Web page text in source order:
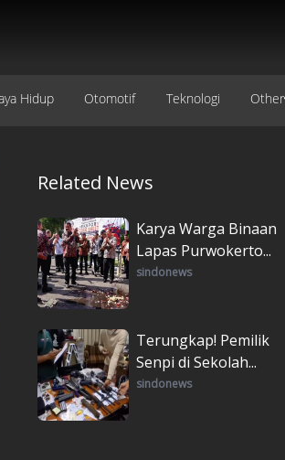
Hidup Otomotif Teknologi Other
Related News
Karya Warga Binaan
Lapas Purwokerto...
sindonews
Terungkap! Pemilik
Senpi di Sekolah...
sindonews